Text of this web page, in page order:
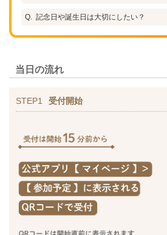
記念日や誕生日は大切にしたい？
当日の流れ
STEP1 受付開始